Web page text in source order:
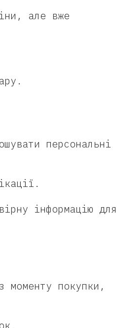
але вже
персональні
інформацію для
моменту покупки,
)